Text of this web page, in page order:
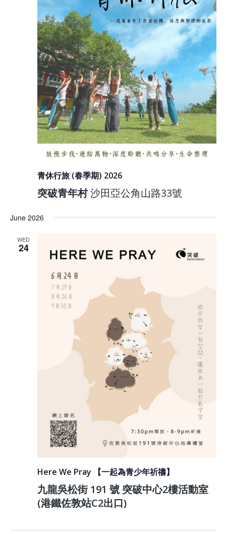
青休行旅 (春季期) 2026
突破青年村沙田亞公角山路33號
June 2026
WED
24
Here We Pray 【一起為青少年祈禱】
九龍吳松街 191 號 突破中心2樓活動室
(港鐵佐敦站C2出口)